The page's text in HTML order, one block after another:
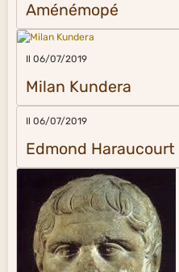
Aménémopé
Il 06/07/2019
Milan Kundera
Il 06/07/2019
Edmond Haraucourt